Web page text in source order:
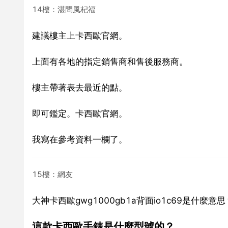
14樓：湛問風杞福
建議樓主上卡西歐官網。
上面有各地的指定銷售商和售後服務商。
樓主帶著表去最近的點。
即可鑑定。卡西歐官網。
我寫在參考資料一欄了。
15樓：網友
大神卡西歐gwg1000gb1a背面io1c69是什麼意思